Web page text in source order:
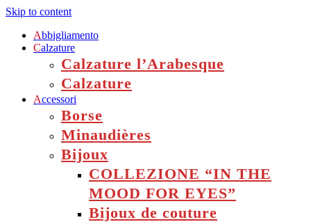
Skip to content
Abbigliamento
Calzature
Calzature l’Arabesque
Calzature
Accessori
Borse
Minaudières
Bijoux
COLLEZIONE “IN THE
MOOD FOR EYES”
Bijoux de couture